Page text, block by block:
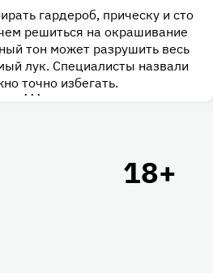
гардероб, прическу и сто
решиться на окрашивание
тон может разрушить весь
лук. Специалисты назвали
точно избегать.
•••